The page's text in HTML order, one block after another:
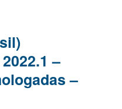
–
–